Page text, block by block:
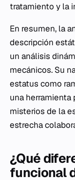
tratamiento y la
En resumen, la
descripción
un análisis
mecánicos. Su
estatus como
una herramienta
misterios de la
estrecha
¿Qué
funcional